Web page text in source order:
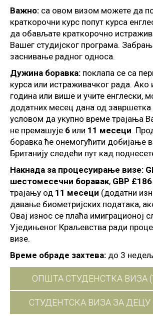
Важно: са овом визом можете да
краткорочни курс попут курса
да обављате краткорочно
Вашег студијског програма.
заснивање радног односа.
Дужина боравка: поклапа се са
курса или истраживачког рада. Ако
година или више и учите енглески,
додатних месец дана од
условом да укупно време трајања
не премашује 6 или 11 месеци.
боравка ће онемогућити добијање
Британију следећи пут кад
Накнада за процесуирање визе:
шестомесечни боравак, GBP £186
трајању од 11 месеци (додатни
давање биометријских података,
Овај износ се плаћа имиграционој
Уједињеног Краљевства ради
визе.
Време обраде захтева: до 3
ОПШТА СТУДЕНСТКА ВИЗА
СТУДЕНТСКА ВИЗА ЗА ДЕЦУ